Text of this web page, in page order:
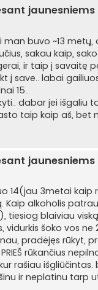
jaunesniems
man buvo ~13
sakau kaip,
ir taip į savaitę
į save.. labai
15..
dabar jei
taip kaip aš, bet
jaunesniems
14(jau 3metai kaip
Kaip alkoholis
tiesiog blaiviau
šoko vos ne
pradėjęs rūkyt,
rūkančius
rašiau
ir neplatinu tarp